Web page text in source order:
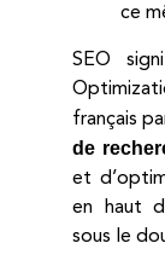
ce
SEO
français
de
et
en haut
sous le